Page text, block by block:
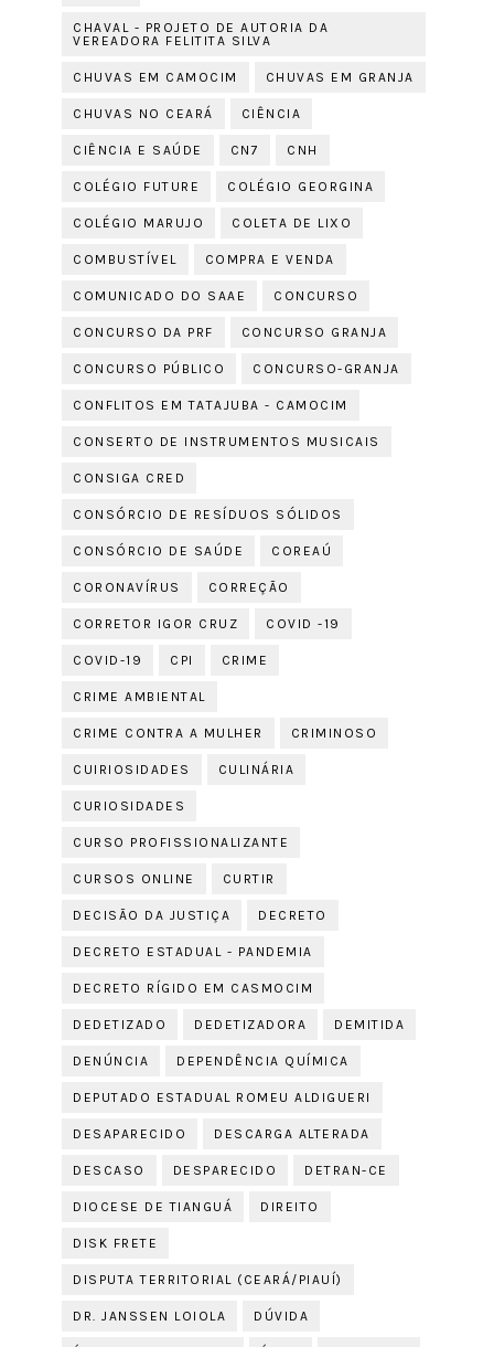
CHAVAL - PROJETO DE AUTORIA DA
VEREADORA FELITITA SILVA
CHUVAS EM CAMOCIM CHUVAS EM GRANJA
CHUVAS NO CEARÁ CIÊNCIA
CIÊNCIA E SAÚDE CN7 CNH
COLÉGIO FUTURE COLÉGIO GEORGINA
COLÉGIO MARUJO COLETA DE LIXO
COMBUSTÍVEL COMPRA E VENDA
COMUNICADO DO SAAE CONCURSO
CONCURSO DA PRF CONCURSO GRANJA
CONCURSO PÚBLICO CONCURSO-GRANJA
CONFLITOS EM TATAJUBA - CAMOCIM
CONSERTO DE INSTRUMENTOS MUSICAIS
CONSIGA CRED
CONSÓRCIO DE RESÍDUOS SÓLIDOS
CONSÓRCIO DE SAÚDE COREAÚ
CORONAVÍRUS CORREÇÃO
CORRETOR IGOR CRUZ COVID -19
COVID-19 CPI CRIME
CRIME AMBIENTAL
CRIME CONTRA A MULHER CRIMINOSO
CUIRIOSIDADES CULINÁRIA
CURIOSIDADES
CURSO PROFISSIONALIZANTE
CURSOS ONLINE CURTIR
DECISÃO DA JUSTIÇA DECRETO
DECRETO ESTADUAL - PANDEMIA
DECRETO RÍGIDO EM CASMOCIM
DEDETIZADO DEDETIZADORA DEMITIDA
DENÚNCIA DEPENDÊNCIA QUÍMICA
DEPUTADO ESTADUAL ROMEU ALDIGUERI
DESAPARECIDO DESCARGA ALTERADA
DESCASO DESPARECIDO DETRAN-CE
DIOCESE DE TIANGUÁ DIREITO
DISK FRETE
DISPUTA TERRITORIAL (CEARÁ/PIAUÍ)
DR. JANSSEN LOIOLA DÚVIDA